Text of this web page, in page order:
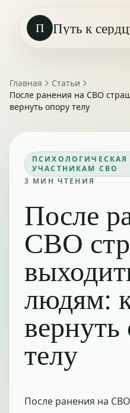
П Путь к
Главная
Статьи
После ранения на СВО
вернуть опору телу
УЧАСТНИКАМ СВО
3 МИН ЧТЕНИЯ
После
СВО
людям:
телу
После ранения на